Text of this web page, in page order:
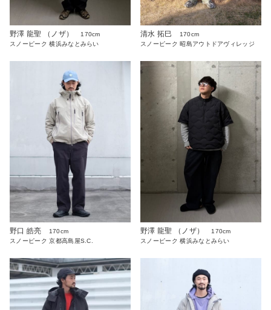
野澤 龍聖 （ノザ）
170cm
スノーピーク 横浜みなとみらい
清水 拓巳
170cm
スノーピーク 昭島アウトドアヴィレッジ
野口 皓亮
170cm
スノーピーク 京都高島屋S.C.
野澤 龍聖 （ノザ）
170cm
スノーピーク 横浜みなとみらい